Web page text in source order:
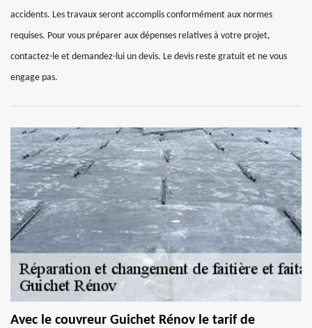
accidents. Les travaux seront accomplis conformément aux normes
requises. Pour vous préparer aux dépenses relatives à votre projet,
contactez-le et demandez-lui un devis. Le devis reste gratuit et ne vous
engage pas.
Avec le couvreur Guichet Rénov le tarif de